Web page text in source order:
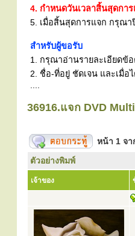
4. กำหนดวันเวลาสิ้นสุดกา
5. เมื่อสิ้นสุดการแจก กรุณา
สำหรับผู้ขอรับ
1. กรุณาอ่านรายละเอียดข้
2. ชื่อ-ที่อยู่ ชัดเจน และเมื่
36916.แจก DVD
หน้า 1 จา
ตัวอย่างพิมพ์
เจ้าของ